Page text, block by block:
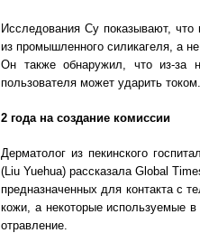
Исследования Су показывают,
из промышленного силикагеля, а
Он также обнаружил, что из-за
пользователя может ударить током.
2 года на создание комиссии
Дерматолог из пекинского
(Liu Yuehua) рассказала Global
предназначенных для контакта с
кожи, а некоторые используемые
отравление.